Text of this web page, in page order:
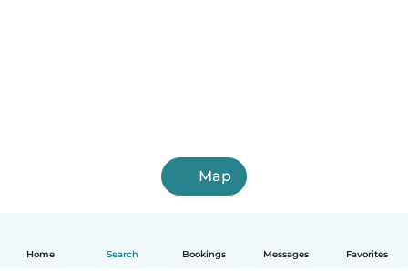
Home Search Bookings Messages Favorites
Map